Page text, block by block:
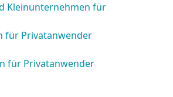
Kleinunternehmen für
für Privatanwender
für Privatanwender